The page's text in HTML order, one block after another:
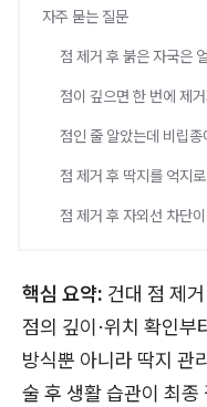
자주 묻는 질문
점 제거 후 붉은 자국은
점이 깊으면 한 번에 제
점인 줄 알았는데 비립
점 제거 후 딱지를 억지
점 제거 후 자외선 차단
핵심 요약: 건대 점 제
점의 깊이·위치 확인
방식뿐 아니라 딱지 관
술 후 생활 습관이 최종